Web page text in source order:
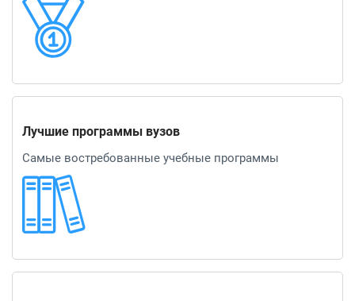
Лучшие программы вузов
Самые востребованные учебные программы